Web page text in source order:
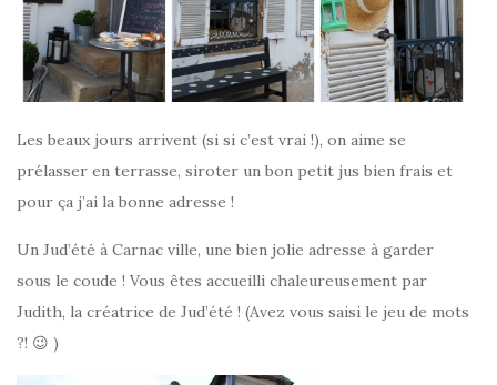
Les beaux jours arrivent (si si c’est vrai !), on aime se
prélasser en terrasse, siroter un bon petit jus bien frais et
pour ça j’ai la bonne adresse !
Un Jud’été à Carnac ville, une bien jolie adresse à garder
sous le coude ! Vous êtes accueilli chaleureusement par
Judith, la créatrice de Jud’été ! (Avez vous saisi le jeu de mots
?! 😉 )